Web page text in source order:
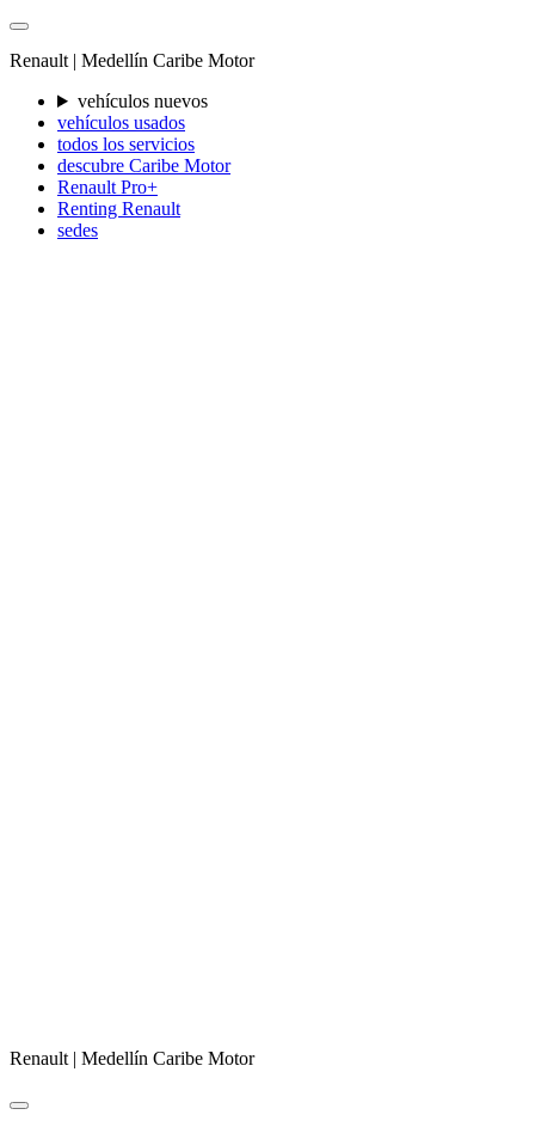
Renault | Medellín Caribe Motor
vehículos nuevos
vehículos usados
todos los servicios
descubre Caribe Motor
Renault Pro+
Renting Renault
sedes
Renault | Medellín Caribe Motor